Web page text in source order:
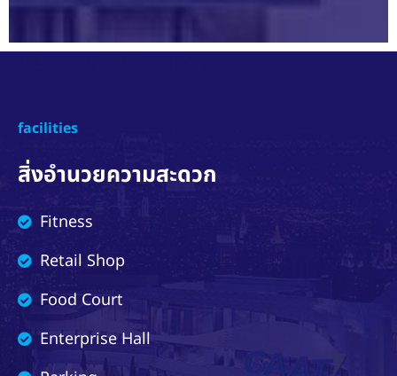
facilities
สิ่งอำนวยความสะดวก
Fitness
Retail Shop
Food Court
Enterprise Hall